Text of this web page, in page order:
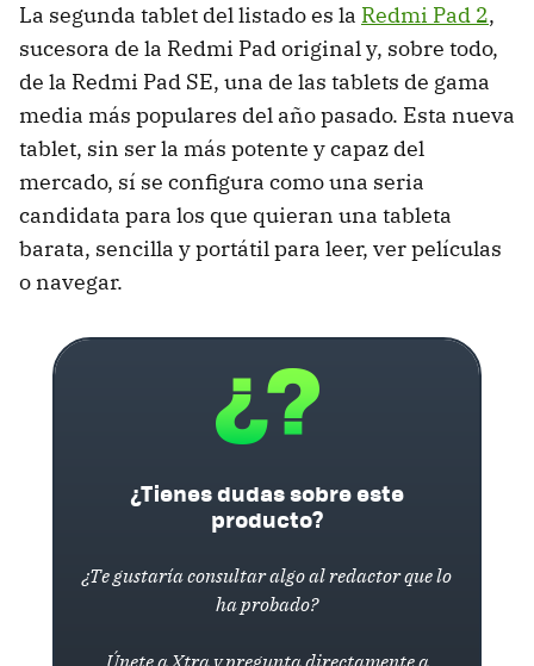
La segunda tablet del listado es la Redmi Pad 2,
sucesora de la Redmi Pad original y, sobre todo,
de la Redmi Pad SE, una de las tablets de gama
media más populares del año pasado. Esta nueva
tablet, sin ser la más potente y capaz del
mercado, sí se configura como una seria
candidata para los que quieran una tableta
barata, sencilla y portátil para leer, ver películas
o navegar.
¿Tienes dudas sobre este
producto?
¿Te gustaría consultar algo al redactor que lo
ha probado?